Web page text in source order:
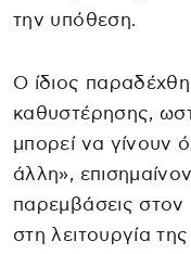
την υπόθεση.
Ο ίδιος
καθυστέρησης,
μπορεί να γίνουν
άλλη»,
παρεμβάσεις στον
στη λειτουργία